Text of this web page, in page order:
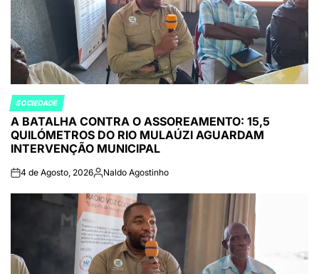
POSTED
IN
SOCIEDADE
A BATALHA CONTRA O ASSOREAMENTO: 15,5
QUILÓMETROS DO RIO MULAÚZI AGUARDAM
INTERVENÇÃO MUNICIPAL
on4 de Agosto, 2026Publicado
Naldo Agostinho